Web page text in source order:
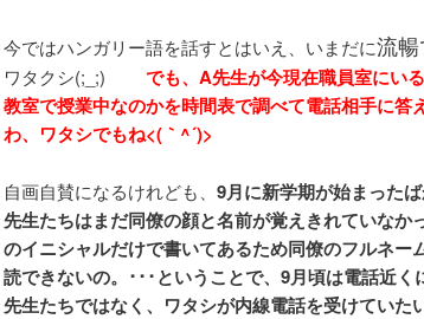
今ではハンガリー語を話すとはいえ、いまだに流
ワタクシ(;_;) でも、A先生が今現在職員室にい
教室で授業中なのかを時間表で調べて電話相手に答
わ、ワタシでもね<(｀^´)>
自画自賛になるけれども、 9月に新学期が始まった
先生たちはまだ同僚の顔と名前が覚えきれていなか
のイニシャルだけで書いてあるため同僚のフルネー
読できないの。･･･ということで、9月頃は電話近
先生たちではなく、ワタシが内線電話を受けていた